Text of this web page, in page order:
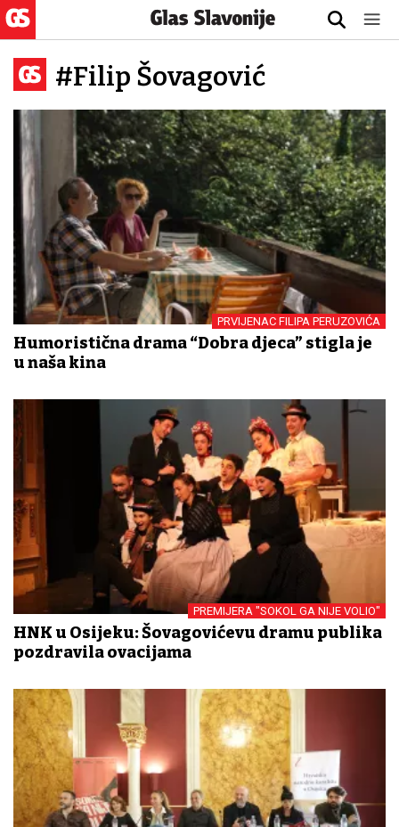
#Filip Šovagović
PRVIJENAC FILIPA PERUZOVIĆA
Humoristična drama “Dobra djeca” stigla je
u naša kina
PREMIJERA "SOKOL GA NIJE VOLIO"
HNK u Osijeku: Šovagovićevu dramu publika
pozdravila ovacijama